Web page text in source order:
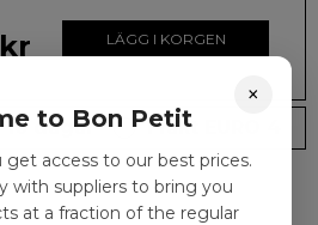
kr LÄGG I KORGEN
10 dagar Frakt EURO 4
×
to Bon Petit
access to our best prices.
with suppliers to bring you
at a fraction of the regular